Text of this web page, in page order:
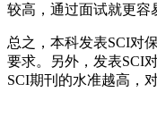
较高，通过面试就更容
总之，本科发表SCI对
要求。另外，发表SCI
SCI期刊的水准越高，